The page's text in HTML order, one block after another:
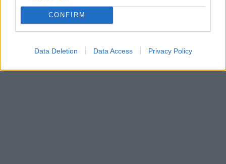
CONFIRM
Data Deletion Data Access Privacy Policy